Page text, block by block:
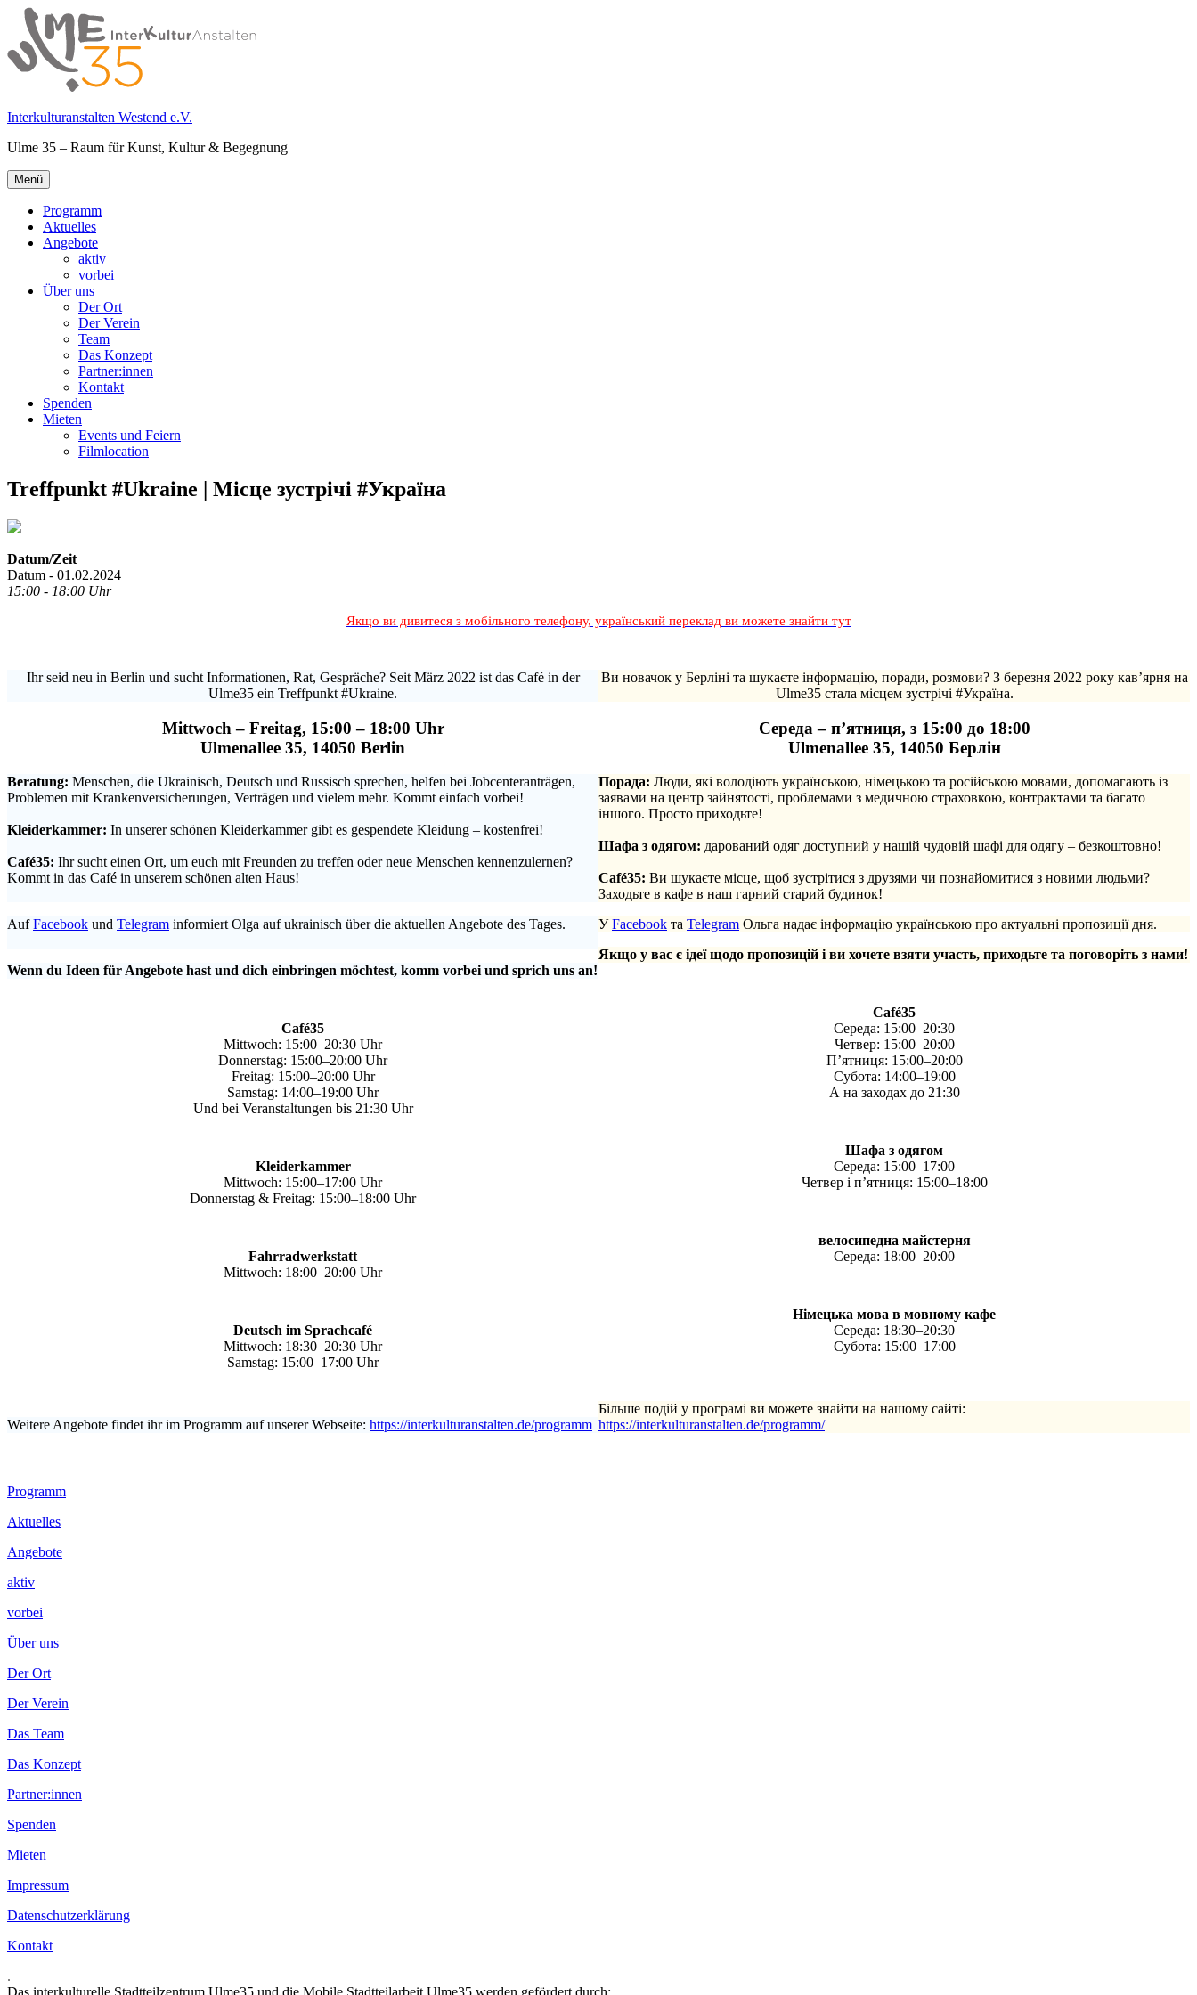
Springe
zum
Inhalt
Interkulturanstalten Westend e.V.
Ulme 35 – Raum für Kunst, Kultur & Begegnung
Primäres
Menü
Menü
Programm
Aktuelles
Angebote
aktiv
vorbei
Über uns
Der Ort
Der Verein
Team
Das Konzept
Partner:innen
Kontakt
Spenden
Mieten
Events und Feiern
Filmlocation
Treffpunkt #Ukraine | Місце зустрічі #Україна
Datum/Zeit
Datum - 01.02.2024
15:00 - 18:00 Uhr
Якщо ви дивитеся з мобільного телефону, український переклад ви можете знайти тут
Ihr seid neu in Berlin und sucht Informationen, Rat, Gespräche? Seit März 2022 ist das Café in der
Ulme35 ein Treffpunkt #Ukraine.
Mittwoch – Freitag, 15:00 – 18:00 Uhr
Ulmenallee 35, 14050 Berlin
Beratung: Menschen, die Ukrainisch, Deutsch und Russisch sprechen, helfen bei Jobcenteranträgen,
Problemen mit Krankenversicherungen, Verträgen und vielem mehr. Kommt einfach vorbei!
Kleiderkammer: In unserer schönen Kleiderkammer gibt es gespendete Kleidung – kostenfrei!
Café35: Ihr sucht einen Ort, um euch mit Freunden zu treffen oder neue Menschen kennenzulernen?
Kommt in das Café in unserem schönen alten Haus!
AufFacebook und Telegram informiert Olga auf ukrainisch über die aktuellen Angebote des Tages.
Wenn du Ideen für Angebote hast und dich einbringen möchtest, komm vorbei und sprich uns an!
Café35
Mittwoch: 15:00–20:30 Uhr
Donnerstag: 15:00–20:00 Uhr
Freitag: 15:00–20:00 Uhr
Samstag: 14:00–19:00 Uhr
Und bei Veranstaltungen bis 21:30 Uhr
Kleiderkammer
Mittwoch: 15:00–17:00 Uhr
Donnerstag & Freitag: 15:00–18:00 Uhr
Fahrradwerkstatt
Mittwoch: 18:00–20:00 Uhr
Deutsch im Sprachcafé
Mittwoch: 18:30–20:30 Uhr
Samstag: 15:00–17:00 Uhr
Weitere Angebote findet ihr im Programm auf unserer Webseite: https://interkulturanstalten.de/programm
Ви новачок у Берліні та шукаєте інформацію, поради, розмови? З березня 2022 року кав’ярня на
Ulme35 стала місцем зустрічі #Україна.
Середа – п’ятниця, з 15:00 до 18:00
Ulmenallee 35, 14050 Берлін
Порада: Люди, які володіють українською, німецькою та російською мовами, допомагають із
заявами на центр зайнятості, проблемами з медичною страховкою, контрактами та багато
іншого. Просто приходьте!
Шафа з одягом: дарований одяг доступний у нашій чудовій шафі для одягу – безкоштовно!
Café35: Ви шукаєте місце, щоб зустрітися з друзями чи познайомитися з новими людьми?
Заходьте в кафе в наш гарний старий будинок!
УFacebook та Telegram Ольга надає інформацію українською про актуальні пропозиції дня.
Якщо у вас є ідеї щодо пропозицій і ви хочете взяти участь, приходьте та поговоріть з нами!
Café35
Середа: 15:00–20:30
Четвер: 15:00–20:00
П’ятниця: 15:00–20:00
Субота: 14:00–19:00
А на заходах до 21:30
Шафа з одягом
Середа: 15:00–17:00
Четвер і п’ятниця: 15:00–18:00
велосипедна майстерня
Середа: 18:00–20:00
Німецька мова в мовному кафе
Середа: 18:30–20:30
Субота: 15:00–17:00
Більше подій у програмі ви можете знайти на нашому сайті:
https://interkulturanstalten.de/programm/
Footer
Inhalt
Programm
Aktuelles
Angebote
aktiv
vorbei
Über uns
Der Ort
Der Verein
Das Team
Das Konzept
Partner:innen
Spenden
Mieten
Impressum
Datenschutzerklärung
Kontakt
.